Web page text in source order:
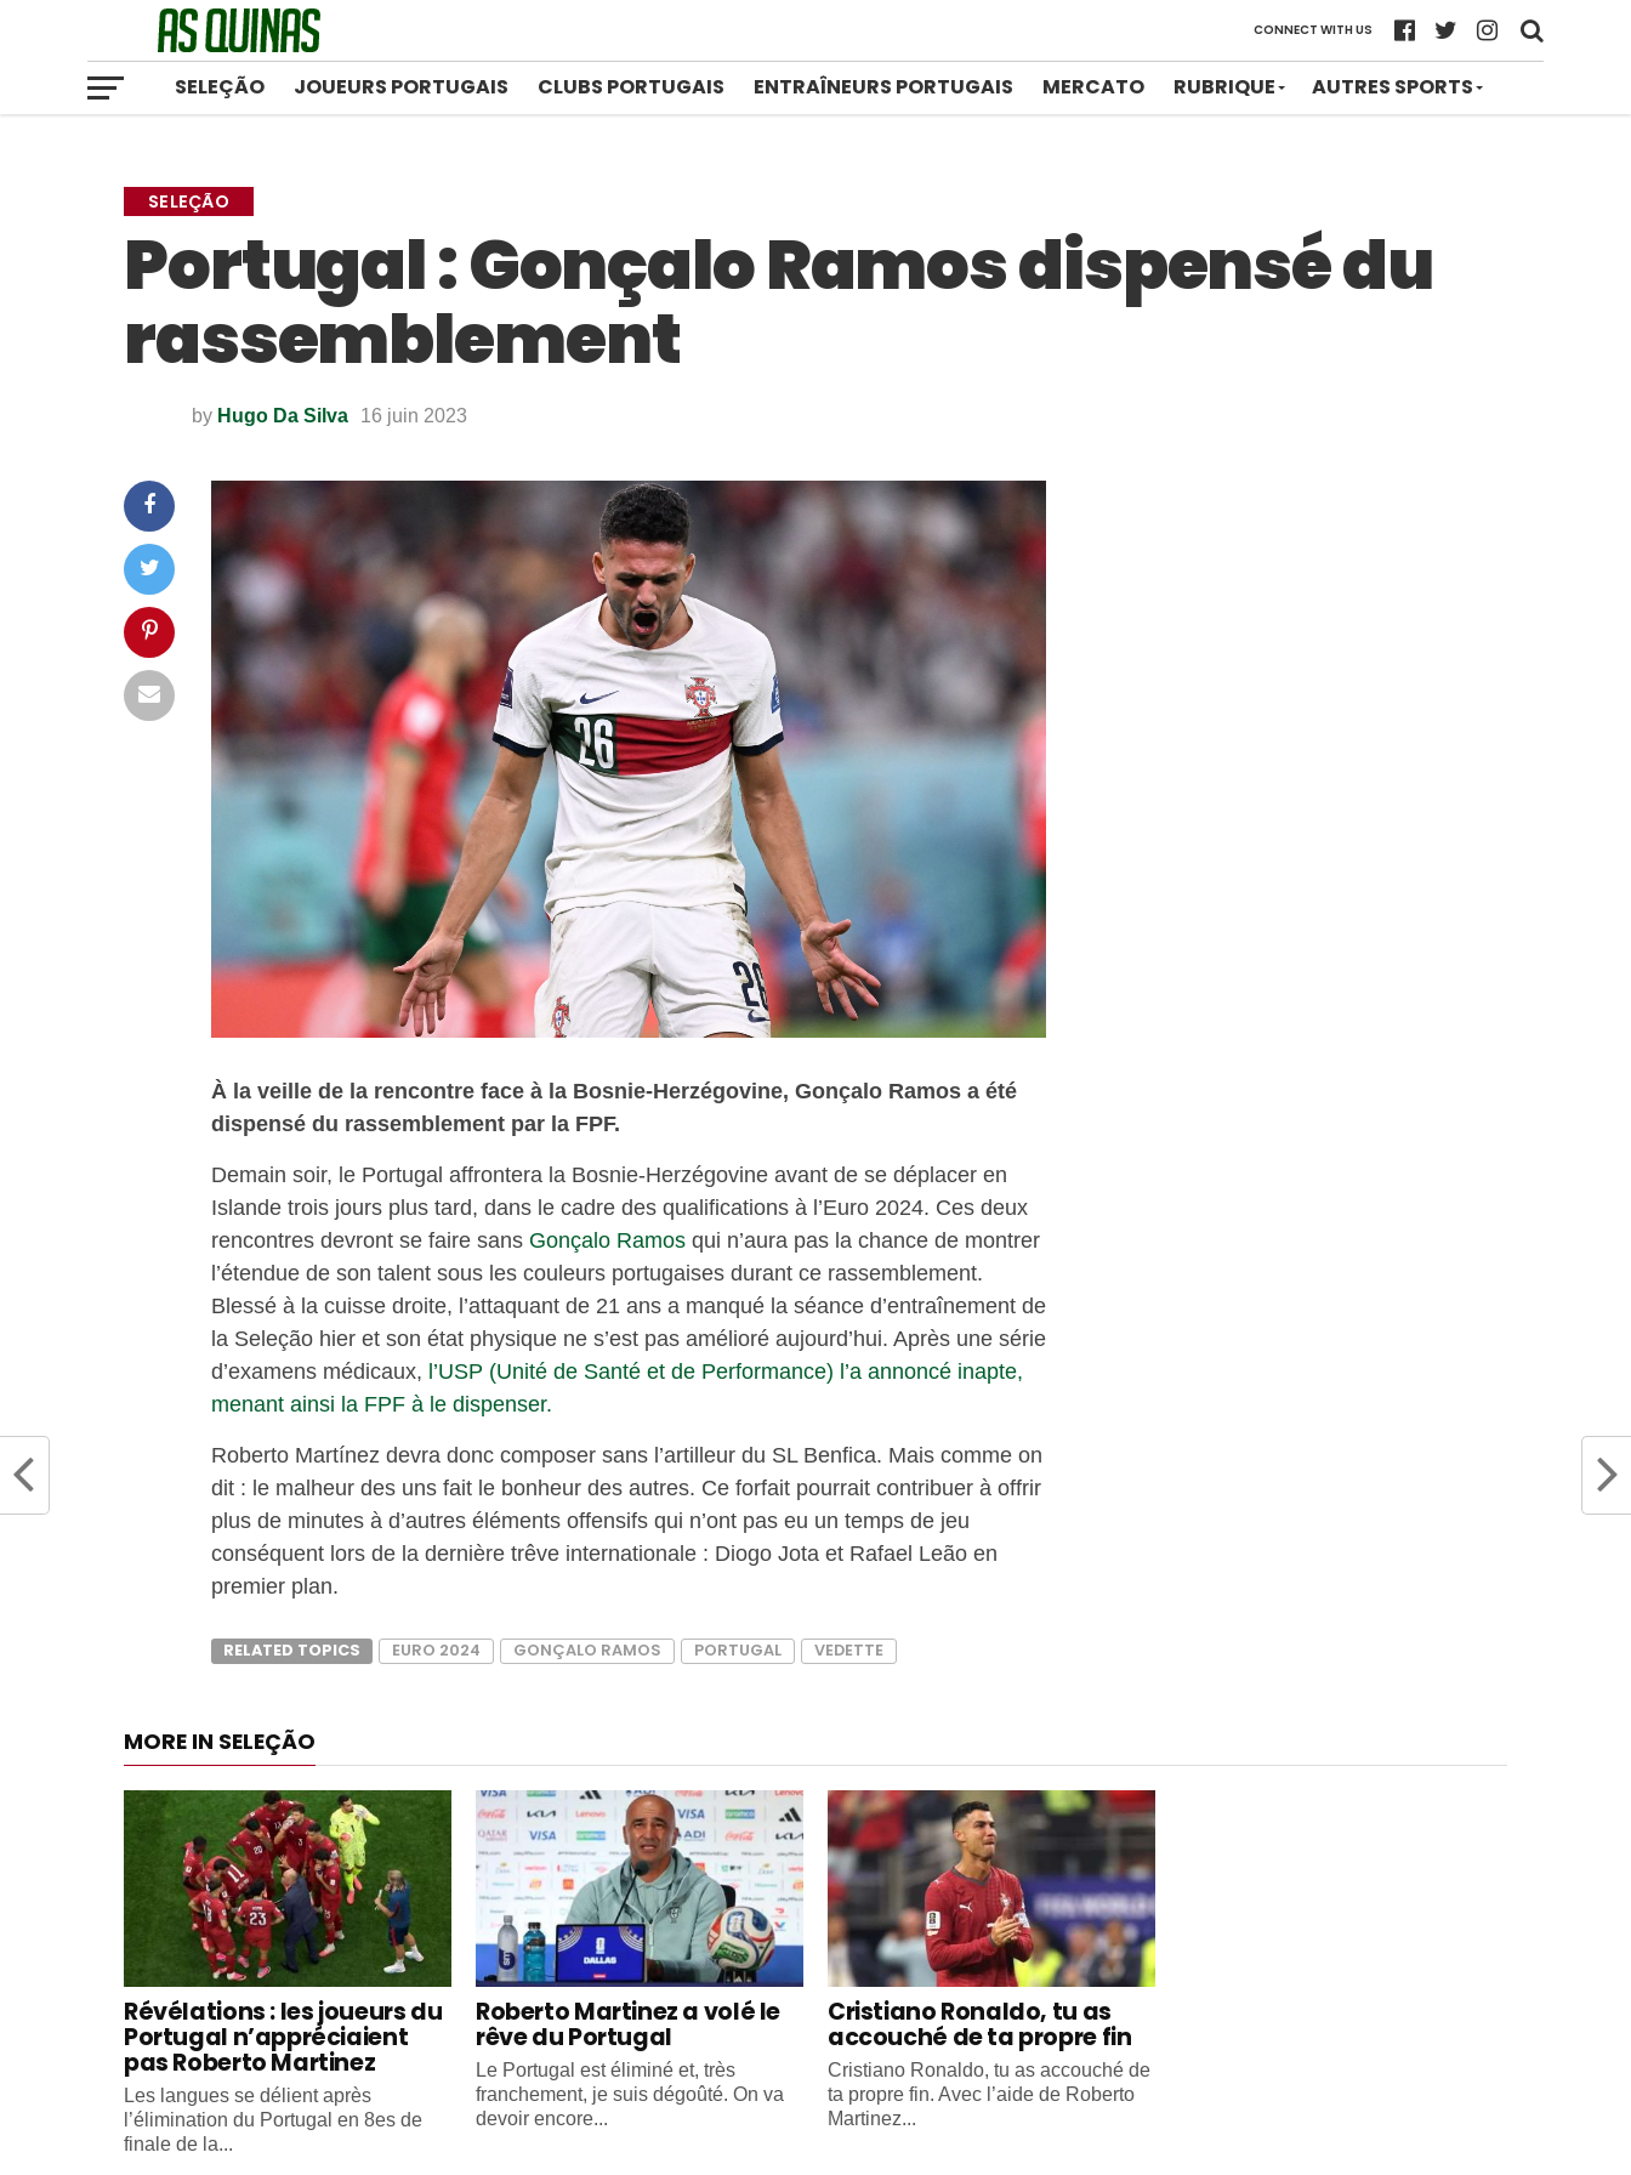
CONNECT WITH US
SELEÇÃO JOUEURS PORTUGAIS CLUBS PORTUGAIS ENTRAÎNEURS PORTUGAIS MERCATO RUBRIQUE AUTRES SPORTS
SELEÇÃO
Portugal : Gonçalo Ramos dispensé du
rassemblement
by Hugo Da Silva 16 juin 2023
À la veille de la rencontre face à la Bosnie-Herzégovine, Gonçalo Ramos a été
dispensé du rassemblement par la FPF.
Demain soir, le Portugal affrontera la Bosnie-Herzégovine avant de se déplacer en
Islande trois jours plus tard, dans le cadre des qualifications à l’Euro 2024. Ces deux
rencontres devront se faire sans Gonçalo Ramos qui n’aura pas la chance de montrer
l’étendue de son talent sous les couleurs portugaises durant ce rassemblement.
Blessé à la cuisse droite, l’attaquant de 21 ans a manqué la séance d’entraînement de
la Seleção hier et son état physique ne s’est pas amélioré aujourd’hui. Après une série
d’examens médicaux, l’USP (Unité de Santé et de Performance) l’a annoncé inapte,
menant ainsi la FPF à le dispenser.
Roberto Martínez devra donc composer sans l’artilleur du SL Benfica. Mais comme on
dit : le malheur des uns fait le bonheur des autres. Ce forfait pourrait contribuer à offrir
plus de minutes à d’autres éléments offensifs qui n’ont pas eu un temps de jeu
conséquent lors de la dernière trêve internationale : Diogo Jota et Rafael Leão en
premier plan.
RELATED TOPICS EURO 2024 GONÇALO RAMOS PORTUGAL VEDETTE
MORE IN SELEÇÃO
Révélations : les joueurs du
Portugal n’appréciaient
pas Roberto Martinez
Les langues se délient après
l’élimination du Portugal en 8es de
finale de la...
Roberto Martinez a volé le
rêve du Portugal
Le Portugal est éliminé et, très
franchement, je suis dégoûté. On va
devoir encore...
Cristiano Ronaldo, tu as
accouché de ta propre fin
Cristiano Ronaldo, tu as accouché de
ta propre fin. Avec l’aide de Roberto
Martinez...